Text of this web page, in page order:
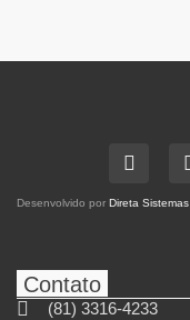
Desenvolvido por Direta Sistemas
Contato
(81) 3316-4233